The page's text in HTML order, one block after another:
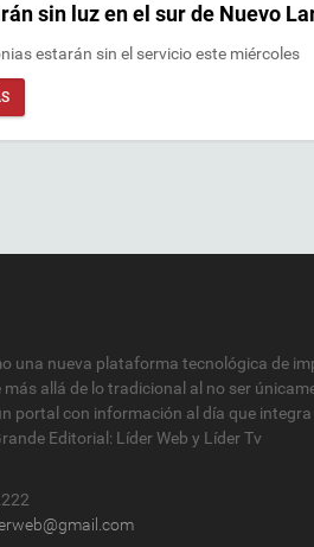
sin luz en el sur de Nuevo
estarán sin el servicio este miércoles
una nueva plataforma tecnológica de
más allá de lo tradicional al no ser
portal con información al día que
Editorial: Líder Web y Líder Tv